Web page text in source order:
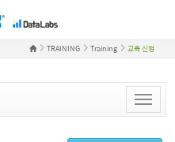
TRAINING Training 교육 신청
Toggle